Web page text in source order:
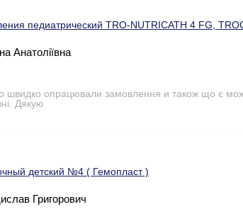
педиатрический TRO-NUTRICATH 4 FG,
Анатоліївна
опрацювали замовлення и також що є
Дякую
детский №4 ( Гемопласт )
Григорович